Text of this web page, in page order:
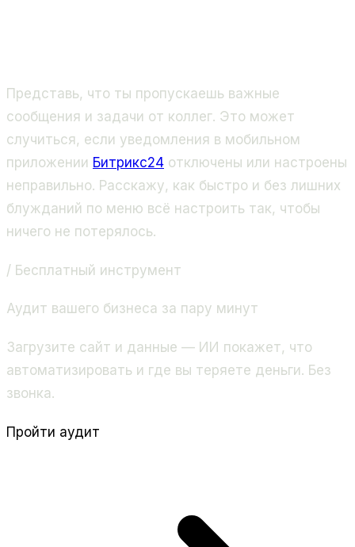
Представь, что ты пропускаешь важные
сообщения и задачи от коллег. Это может
случиться, если уведомления в мобильном
приложении Битрикс24 отключены или настроены
неправильно. Расскажу, как быстро и без лишних
блужданий по меню всё настроить так, чтобы
ничего не потерялось.
/ Бесплатный инструмент
Аудит вашего бизнеса за пару минут
Загрузите сайт и данные — ИИ покажет, что
автоматизировать и где вы теряете деньги. Без
звонка.
Пройти аудит